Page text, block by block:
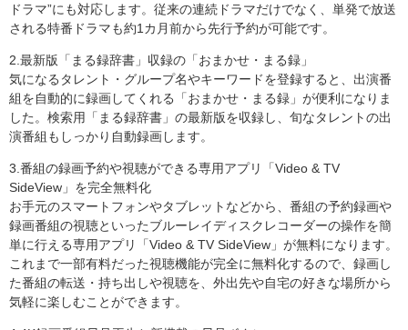
ドラマ”にも対応します。従来の連続ドラマだけでなく、単発で放送
される特番ドラマも約1カ月前から先行予約が可能です。
2.最新版「まる録辞書」収録の「おまかせ・まる録」
気になるタレント・グループ名やキーワードを登録すると、出演番
組を自動的に録画してくれる「おまかせ・まる録」が便利になりま
した。検索用「まる録辞書」の最新版を収録し、旬なタレントの出
演番組もしっかり自動録画します。
3.番組の録画予約や視聴ができる専用アプリ「Video & TV
SideView」を完全無料化
お手元のスマートフォンやタブレットなどから、番組の予約録画や
録画番組の視聴といったブルーレイディスクレコーダーの操作を簡
単に行える専用アプリ「Video & TV SideView」が無料になります。
これまで一部有料だった視聴機能が完全に無料化するので、録画し
た番組の転送・持ち出しや視聴を、外出先や自宅の好きな場所から
気軽に楽しむことができます。